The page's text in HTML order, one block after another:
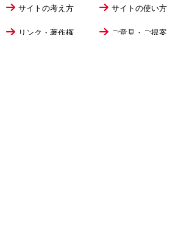
サイトの考え方 サイトの使い方
リンク・著作権 ご意見・ご提案